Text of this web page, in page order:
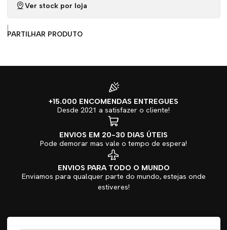
Ver stock por loja
|
PARTILHAR PRODUTO
+15.000 ENCOMENDAS ENTREGUES
Desde 2021 a satisfazer o cliente!
ENVIOS EM 20-30 DIAS ÚTEIS
Pode demorar mas vale o tempo de espera!
ENVIOS PARA TODO O MUNDO
Enviamos para qualquer parte do mundo, estejas onde
estiveres!